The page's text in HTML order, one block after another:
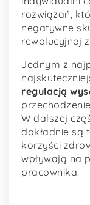
rozwiązań,
negatywne
rewolucyjnej
Jednym z
regulacją
W dalszej
dokładnie są
korzyści
wpływają na
pracownika.